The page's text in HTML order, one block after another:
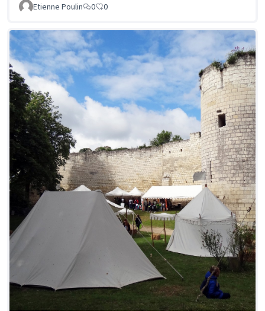
Etienne Poulin
0 0